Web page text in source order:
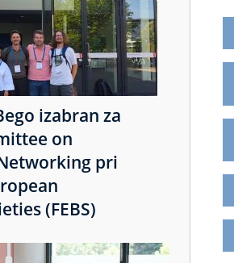
izabran za
on
pri
(FEBS)